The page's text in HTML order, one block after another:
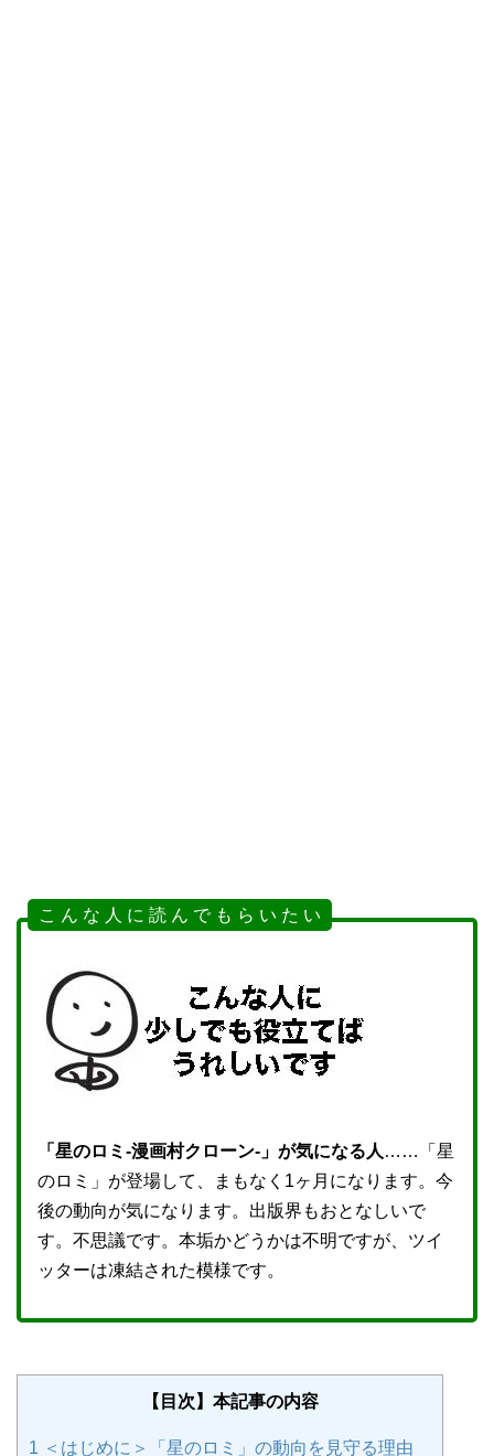
こ ん な 人 に 読 ん で も ら い た い
「星のロミ-漫画村クローン-」が気になる人 ……「星
のロミ」が登場して、まもなく1ヶ月になります。今
後の動向が気になります。出版界もおとなしいで
す。不思議です。本垢かどうかは不明ですが、ツイ
ッターは凍結された模様です。
【目次】本記事の内容
1 ＜はじめに＞「星のロミ」の動向を見守る理由